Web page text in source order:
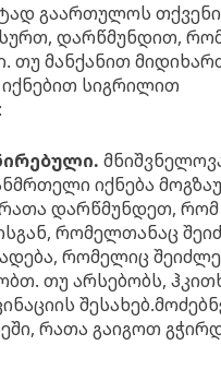
გაართულოს თქვენი
დარწმუნდით, რომ
თუ მანქანით
სიგრილით
იქნება
დარწმუნდეთ, რომ
რომელთანაც
რომელიც
თუ არსებობს,
რათა გაიგოთ